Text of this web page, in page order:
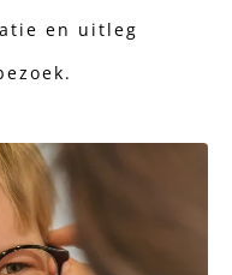
en uitleg